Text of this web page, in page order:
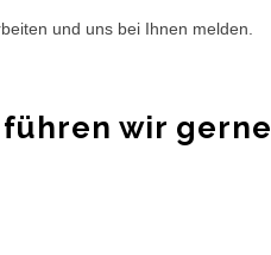
und uns bei Ihnen melden.
wir gerne